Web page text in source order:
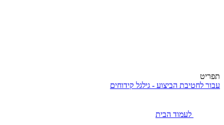
תפריט
עבור לחטיבת הביצוע - גילגל קידוחים
לעמוד הבית